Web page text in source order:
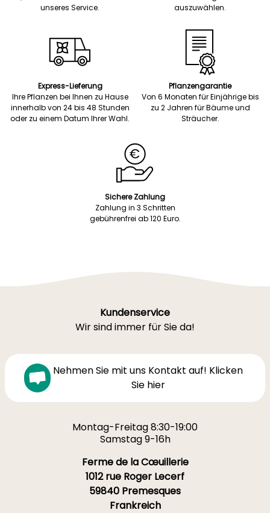
unseres Service.
auszuwählen.
Express-Lieferung
Ihre Pflanzen bei Ihnen zu Hause
innerhalb von 24 bis 48 Stunden
oder zu einem Datum Ihrer Wahl.
Pflanzengarantie
Von 6 Monaten für Einjährige bis
zu 2 Jahren für Bäume und
Sträucher.
Sichere Zahlung
Zahlung in 3 Schritten
gebührenfrei ab 120 Euro.
Kundenservice
Wir sind immer für Sie da!
Nehmen Sie mit uns Kontakt auf! Klicken
Sie hier
Montag-Freitag 8:30-19:00
Samstag 9-16h
Ferme de la Cœuillerie
1012 rue Roger Lecerf
59840 Premesques
Frankreich